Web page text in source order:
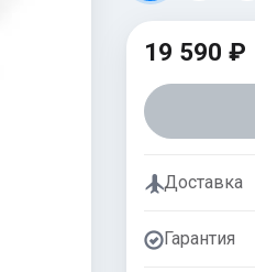
19 590 ₽
Доставка
Гарантия